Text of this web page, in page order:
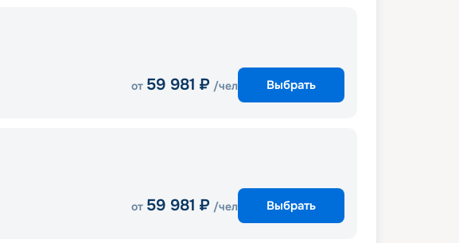
от 59 981 ₽ /чел Выбрать
от 59 981 ₽ /чел Выбрать